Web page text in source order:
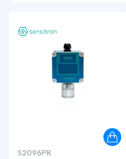
S2096PR